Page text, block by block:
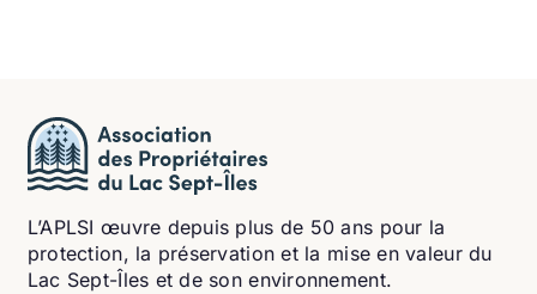
L’APLSI œuvre depuis plus de 50 ans pour la
protection, la préservation et la mise en valeur du
Lac Sept-Îles et de son environnement.